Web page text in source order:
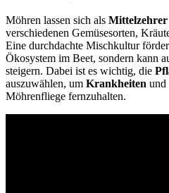
Möhren lassen sich als Mittelzehrer
verschiedenen Gemüsesorten,
Eine durchdachte Mischkultur
Ökosystem im Beet, sondern kann
steigern. Dabei ist es wichtig, die
auszuwählen, um Krankheiten und
Möhrenfliege fernzuhalten.